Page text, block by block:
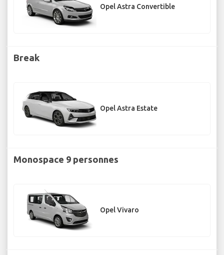
Opel Astra Convertible
Break
Opel Astra Estate
Monospace 9 personnes
Opel Vivaro